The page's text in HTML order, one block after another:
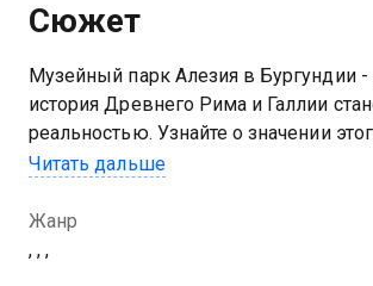
Сюжет
Музейный парк Алезия в Бургундии -
история Древнего Рима и Галлии
реальностью. Узнайте о значении
исторического комплекса и его роли
Читать дальше
Жанр
, , ,